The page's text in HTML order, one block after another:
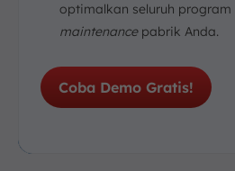
optimalkan seluruh program
maintenancepabrik Anda.
Coba Demo Gratis!